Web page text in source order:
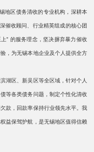
地区债务清收的专业机构，深耕本
催收顾问、行业精英组成的核心团
” 的服务理念，坚决摒弃暴力催收
，为无锡本地企业及个人提供全方
湖区、新吴区等全区域，针对个人
等各类债务问题，制定个性化清收
款，回款率保持行业领先水平。我
益保驾护航，是无锡地区值得信赖